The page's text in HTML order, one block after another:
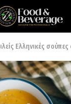
Ελληνικές σούπες